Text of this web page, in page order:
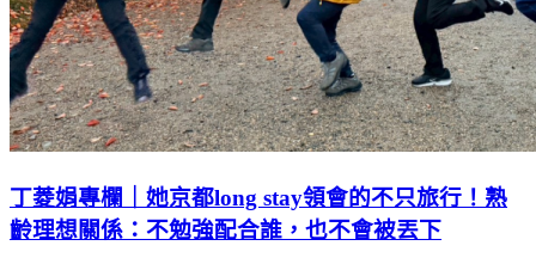
丁菱娟專欄｜她京都long stay領會的不只旅行！熟
齡理想關係：不勉強配合誰，也不會被丟下